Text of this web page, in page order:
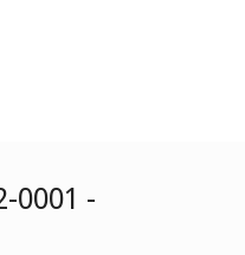
0001 -